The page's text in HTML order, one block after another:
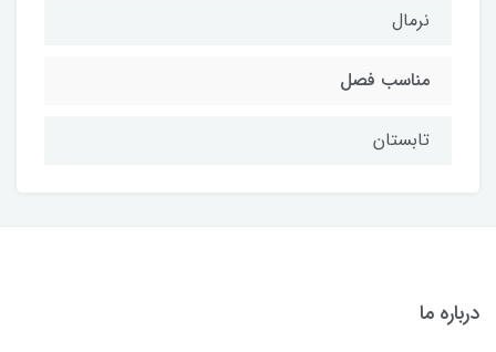
نرمال
مناسب فصل
تابستان
درباره ما